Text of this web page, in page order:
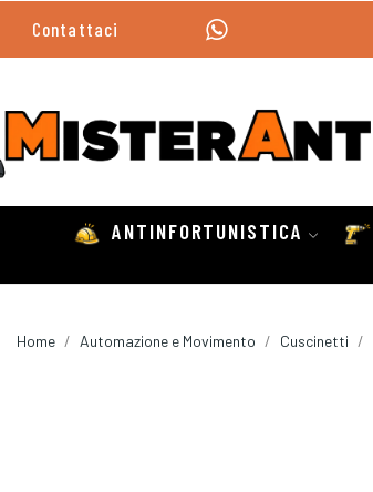
Contattaci
ANTINFORTUNISTICA
Home Automazione e Movimento Cuscinetti